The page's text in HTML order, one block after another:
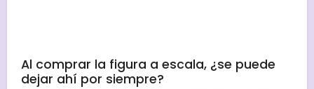
Al comprar la figura a escala, ¿se puede
dejar ahí por siempre?